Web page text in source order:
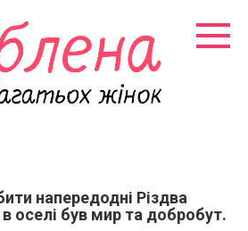
напередодні Різдва
оселі був мир та добробут.